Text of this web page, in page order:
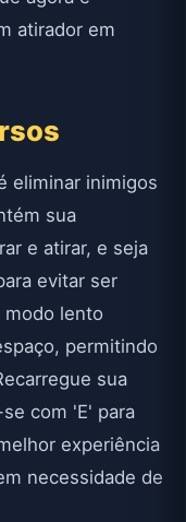
atirador em
eliminar inimigos
sua
e atirar, e seja
evitar ser
modo lento
permitindo
sua
com 'E' para
experiência
necessidade de